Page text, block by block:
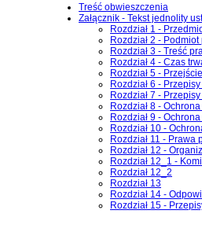
Treść obwieszczenia
Załącznik - Tekst jednolity
Rozdział 1 -
Rozdział 2 -
Rozdział 3 - Treść
Rozdział 4 - Czas
Rozdział 5 -
Rozdział 6 -
Rozdział 7 -
Rozdział 8 -
Rozdział 9 -
Rozdział 10 -
Rozdział 11 - Prawa
Rozdział 12 -
Rozdział 12_1 -
Rozdział 12_2
Rozdział 13
Rozdział 14 -
Rozdział 15 -